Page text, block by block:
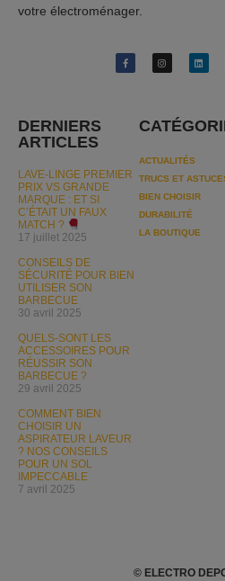
votre électroménager.
DERNIERS
ARTICLES
LAVE-LINGE PREMIER
PRIX VS GRANDE
MARQUE : ET SI
C’ÉTAIT UN FAUX
MATCH ?
17 juillet 2025
CONSEILS DE
SÉCURITÉ POUR BIEN
UTILISER SON
BARBECUE
30 avril 2025
QUELS-SONT LES
ACCESSOIRES POUR
RÉUSSIR SON
BARBECUE ?
29 avril 2025
COMMENT BIEN
CHOISIR UN
ASPIRATEUR LAVEUR
? NOS CONSEILS
POUR UN SOL
IMPECCABLE
7 avril 2025
ACTUALITÉS
TRUCS ET
BIEN CHOISIR
DURABILITÉ
LA BOUTIQUE
© ELECTRO